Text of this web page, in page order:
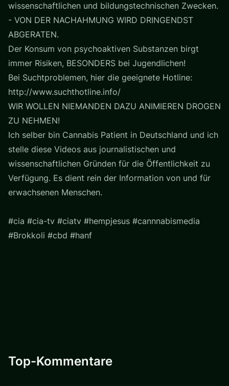
wissenschaftlichen und bildungstechnischen Zwecken.
- VON DER NACHAHMUNG WIRD DRINGENDST
ABGERATEN.
Der Konsum von psychoaktiven Substanzen birgt
immer Risiken, BESONDERS bei Jugendlichen!
Bei Suchtproblemen, hier die geeignete Hotline:
http://www.suchthotline.info/
WIR WOLLEN NIEMANDEN DAZU ANIMIEREN DROGEN
ZU NEHMEN!
Ich selber bin Cannabis Patient in Deutschland und ich
stelle diese Videos aus journalistischen und
wissenschaftlichen Gründen für die Öffentlichkeit zu
Verfügung. Es dient rein der Information von und für
erwachsenen Menschen.
#cia #cia-tv #ciatv #hempjesus #cannnabismedia
#Brokkoli #cbd #hanf
Top-Kommentare